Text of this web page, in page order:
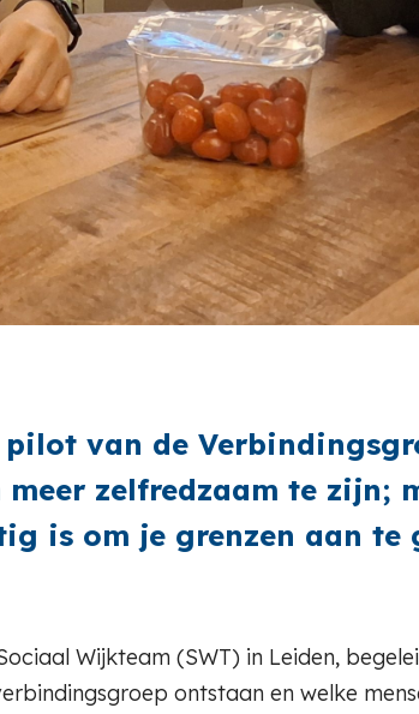
van de
zelfredzaam te zijn;
is om je grenzen aan
Wijkteam (SWT) in Leiden,
ontstaan en welke